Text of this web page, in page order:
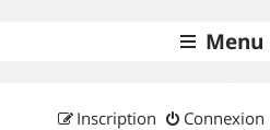
Menu
Connexion
Inscription